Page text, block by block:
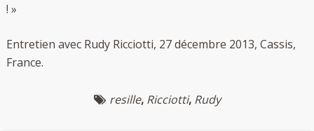
! »
Entretien avec Rudy Ricciotti, 27 décembre 2013, Cassis,
France.
resille, Ricciotti, Rudy